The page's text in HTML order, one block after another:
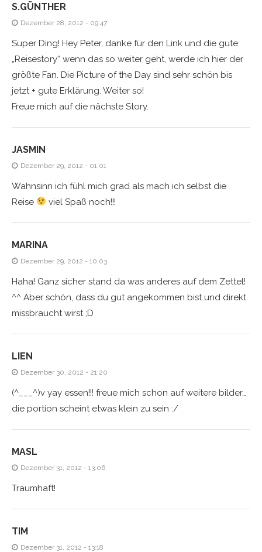
S.GÜNTHER
Dezember 28, 2012 - 09:47
Super Ding! Hey Peter, danke für den Link und die gute
„Reisestory“ wenn das so weiter geht, werde ich hier der
größte Fan. Die Picture of the Day sind sehr schön bis
jetzt + gute Erklärung. Weiter so!
Freue mich auf die nächste Story.
JASMIN
Dezember 29, 2012 - 01:01
Wahnsinn ich fühl mich grad als mach ich selbst die
Reise
viel Spaß noch!!!
MARINA
Dezember 29, 2012 - 10:03
Haha! Ganz sicher stand da was anderes auf dem Zettel!
^^ Aber schön, dass du gut angekommen bist und direkt
missbraucht wirst ;D
LIEN
Dezember 30, 2012 - 21:20
(^___^)v yay essen!!! freue mich schon auf weitere bilder…
die portion scheint etwas klein zu sein :/
MASL
Dezember 31, 2012 - 13:06
Traumhaft!
TIM
Dezember 31, 2012 - 13:18